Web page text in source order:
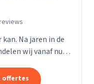
Na jaren in de
wij vanaf nu
focussen ons...
offertes